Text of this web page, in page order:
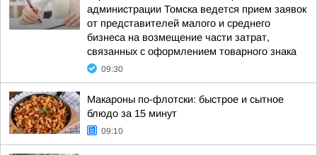
администрации Томска ведется прием заявок
от представителей малого и среднего
бизнеса на возмещение части затрат,
связанных с оформлением товарного знака
09:30
Макароны по-флотски: быстрое и сытное
блюдо за 15 минут
09:10